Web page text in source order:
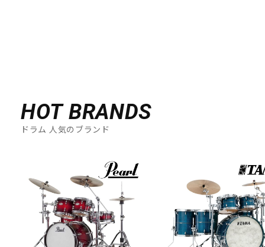
HOT BRANDS
ドラム 人気のブランド